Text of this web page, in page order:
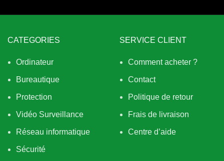
CATEGORIES
Ordinateur
Bureautique
Protection
Vidéo Surveillance
Réseau informatique
Sécurité
SERVICE CLIENT
Comment acheter ?
Contact
Politique de retour
Frais de livraison
Centre d’aide